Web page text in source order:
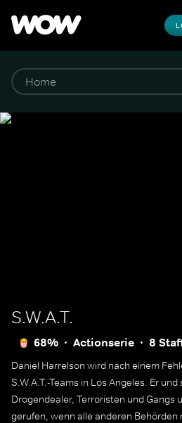
S.W.A.T.
68% Actionserie 8
Daniel Harrelson wird nach einem
S.W.A.T.-Teams in Los Angeles. Er
Drogendealer, Terroristen und Gangs
gerufen, wenn alle anderen